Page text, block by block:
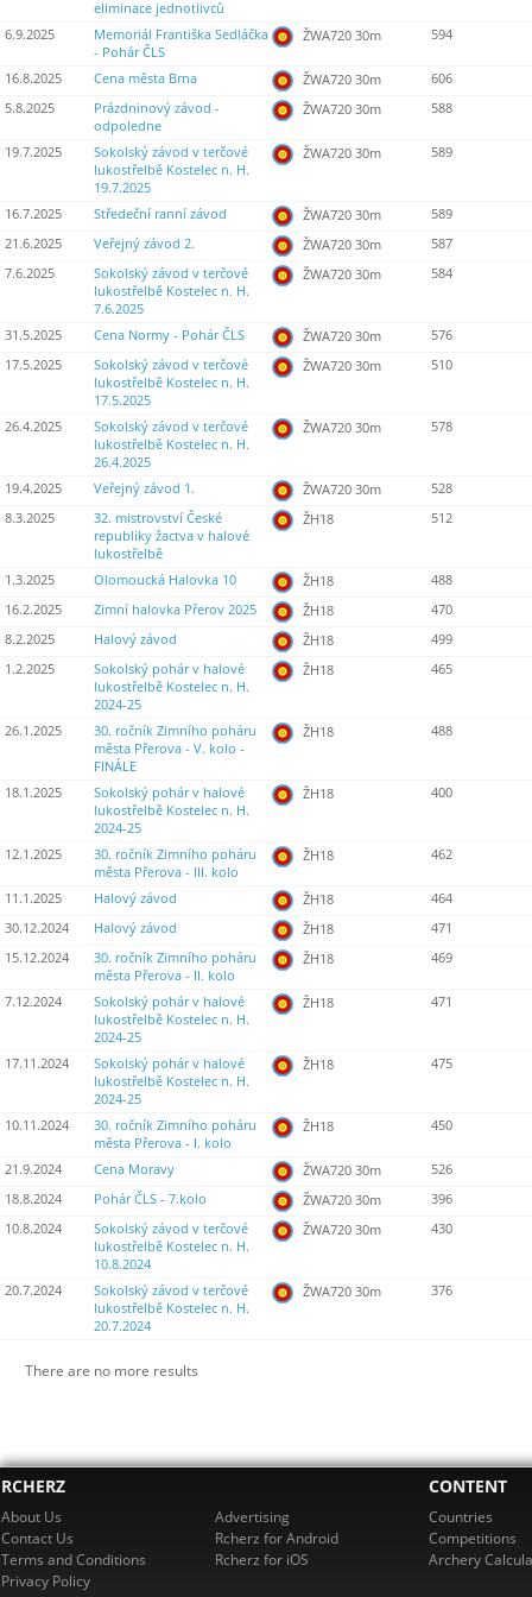
eliminace jednotlivců
6.9.2025
Memoriál Františka Sedláčka
- Pohár ČLS
ŽWA720 30m 594
16.8.2025 Cena města Brna ŽWA720 30m
606
5.8.2025
Prázdninový závod -
odpoledne
ŽWA720 30m 588
19.7.2025
Sokolský závod v terčové
lukostřelbě Kostelec n. H.
19.7.2025
ŽWA720 30m 589
16.7.2025 Středeční ranní závod ŽWA720 30m
589
21.6.2025
Veřejný závod 2. ŽWA720 30m
587
7.6.2025
Sokolský závod v terčové
lukostřelbě Kostelec n. H.
7.6.2025
ŽWA720 30m 584
31.5.2025 Cena Normy - Pohár ČLS ŽWA720 30m
576
17.5.2025
Sokolský závod v terčové
lukostřelbě Kostelec n. H.
17.5.2025
ŽWA720 30m 510
26.4.2025
Sokolský závod v terčové
lukostřelbě Kostelec n. H.
26.4.2025
ŽWA720 30m 578
19.4.2025 Veřejný závod 1. ŽWA720 30m
528
8.3.2025
32. mistrovství České
republiky žactva v halové
lukostřelbě
ŽH18 512
1.3.2025 Olomoucká Halovka 10 ŽH18
488
16.2.2025
Zimní halovka Přerov 2025 ŽH18
470
8.2.2025
Halový závod ŽH18
499
1.2.2025
Sokolský pohár v halové
lukostřelbě Kostelec n. H.
2024-25
ŽH18 465
26.1.2025
30. ročník Zimního poháru
města Přerova - V. kolo -
FINÁLE
ŽH18 488
18.1.2025
Sokolský pohár v halové
lukostřelbě Kostelec n. H.
2024-25
ŽH18 400
12.1.2025
30. ročník Zimního poháru
města Přerova - III. kolo
ŽH18 462
11.1.2025 Halový závod ŽH18
464
30.12.2024
Halový závod ŽH18
471
15.12.2024
30. ročník Zimního poháru
města Přerova - II. kolo
ŽH18 469
7.12.2024
Sokolský pohár v halové
lukostřelbě Kostelec n. H.
2024-25
ŽH18 471
17.11.2024
Sokolský pohár v halové
lukostřelbě Kostelec n. H.
2024-25
ŽH18 475
10.11.2024
30. ročník Zimního poháru
města Přerova - I. kolo
ŽH18 450
21.9.2024 Cena Moravy ŽWA720 30m
526
18.8.2024
Pohár ČLS - 7.kolo ŽWA720 30m
396
10.8.2024
Sokolský závod v terčové
lukostřelbě Kostelec n. H.
10.8.2024
ŽWA720 30m 430
20.7.2024
Sokolský závod v terčové
lukostřelbě Kostelec n. H.
20.7.2024
ŽWA720 30m 376
There are no more results
RCHERZ
About Us
Contact Us
Terms and Conditions
Privacy Policy
Advertising
Rcherz for Android
Rcherz for iOS
CONTENT
Countries
Competitions
Archery